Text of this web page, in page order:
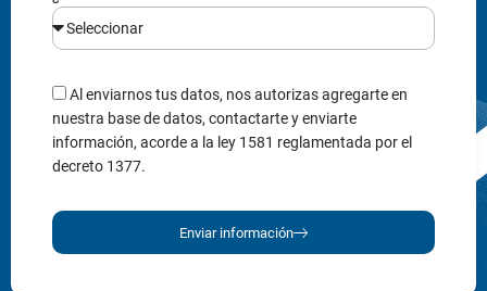
Al enviarnos tus datos, nos autorizas agregarte en
nuestra base de datos, contactarte y enviarte
información, acorde a la ley 1581 reglamentada por el
decreto 1377.
Enviar información